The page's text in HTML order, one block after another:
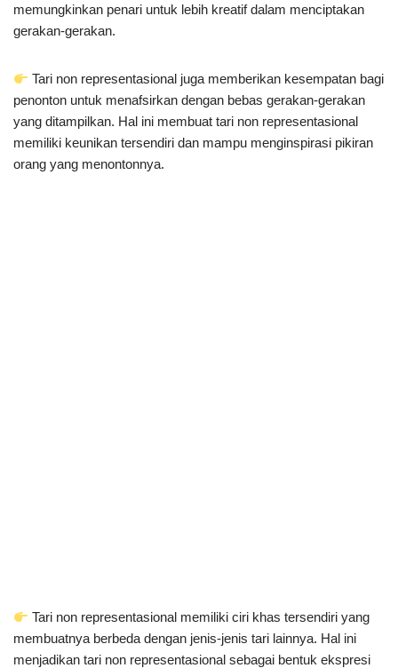
memungkinkan penari untuk lebih kreatif dalam menciptakan
gerakan-gerakan.
Tari non representasional juga memberikan kesempatan bagi
penonton untuk menafsirkan dengan bebas gerakan-gerakan
yang ditampilkan. Hal ini membuat tari non representasional
memiliki keunikan tersendiri dan mampu menginspirasi pikiran
orang yang menontonnya.
Tari non representasional memiliki ciri khas tersendiri yang
membuatnya berbeda dengan jenis-jenis tari lainnya. Hal ini
menjadikan tari non representasional sebagai bentuk ekspresi